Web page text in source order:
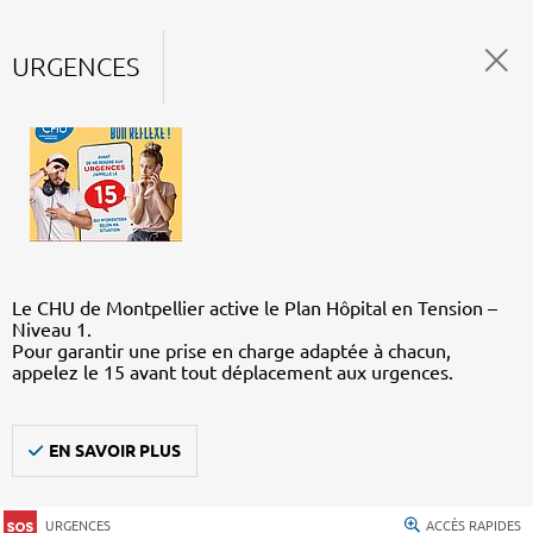
URGENCES
Le CHU de Montpellier active le Plan Hôpital en Tension –
Niveau 1.
Pour garantir une prise en charge adaptée à chacun,
appelez le 15 avant tout déplacement aux urgences.
EN SAVOIR PLUS
URGENCES ACCÈS RAPIDES